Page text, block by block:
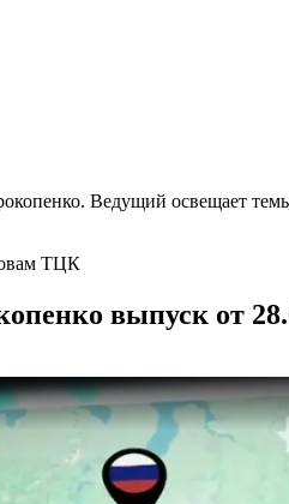
Ведущий освещает
ТЦК
выпуск от